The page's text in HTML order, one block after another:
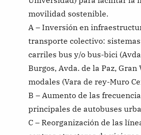
movilidad sostenible.
A – Inversión en
transporte colectivo: sistemas
carriles bus y/o bus-bici
Burgos, Avda. de la Paz, Gran
modales (Vara de rey-Muro
B – Aumento de las
principales de autobuses
C – Reorganización de las